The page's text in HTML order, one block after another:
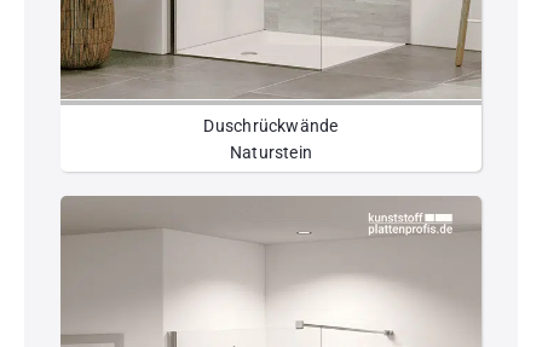
Duschrückwände
Naturstein